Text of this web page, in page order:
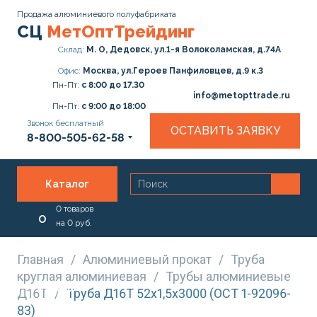
Продажа алюминиевого полуфабриката
СЦ МетОптТрейдинг
Склад: М. О, Дедовск, ул.1-я Волоколамская, д.74А
Офис: Москва, ул.Героев Панфиловцев, д.9 к.3
Пн-Пт: с 8:00 до 17.30
Пн-Пт: с 9:00 до 18:00
info@metopttrade.ru
Звонок бесплатный
8-800-505-62-58
ОСТАВИТЬ ЗАЯВКУ
Каталог
О
нас
Услуги
0 товаров
на 0 руб.
Главная / Алюминиевый прокат / Труба
круглая алюминиевая / Трубы алюминиевые
Д16Т
/ Труба Д16Т 52х1,5х3000 (ОСТ 1-92096-
83)